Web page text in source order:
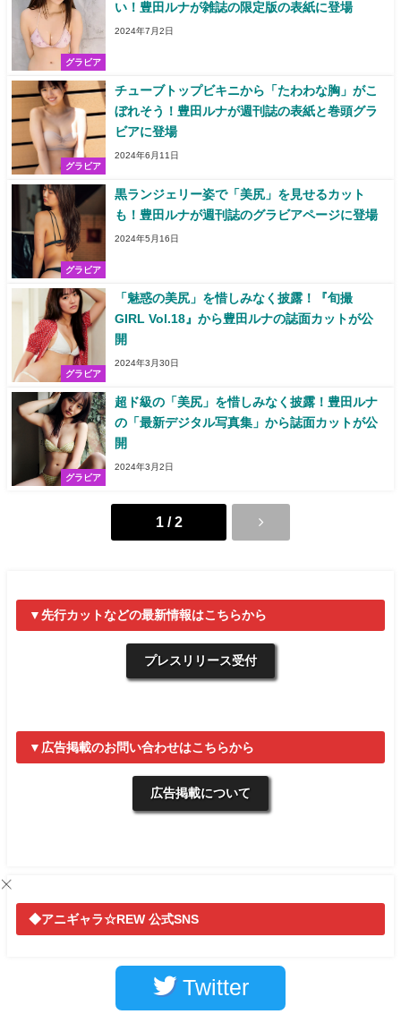
グラビア
い！豊田ルナが雑誌の限定版の表紙に登場
2024年7月2日
グラビア
チューブトップビキニから「たわわな胸」がこ
ぼれそう！豊田ルナが週刊誌の表紙と巻頭グラ
ビアに登場
2024年6月11日
グラビア
黒ランジェリー姿で「美尻」を見せるカット
も！豊田ルナが週刊誌のグラビアページに登場
2024年5月16日
グラビア
「魅惑の美尻」を惜しみなく披露！『旬撮
GIRL Vol.18』から豊田ルナの誌面カットが公
開
2024年3月30日
グラビア
超ド級の「美尻」を惜しみなく披露！豊田ルナ
の「最新デジタル写真集」から誌面カットが公
開
2024年3月2日
1 / 2
▼先行カットなどの最新情報はこちらから
プレスリリース受付
▼広告掲載のお問い合わせはこちらから
広告掲載について
◆アニギャラ☆REW 公式SNS
Twitter